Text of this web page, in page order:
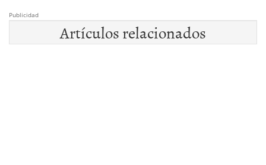
Publicidad
Artículos relacionados